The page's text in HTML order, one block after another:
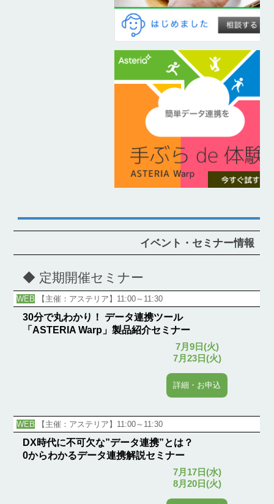
イベント・セミナー情報
◆ 定期開催セミナー
WEB 【主催：アステリア】11:00～11:30
30分で丸わかり！ データ連携ツール
「ASTERIA Warp」製品紹介セミナー
7月9日(火)
7月23日(火)
詳細・お申込
WEB 【主催：アステリア】11:00～11:30
DX時代に不可欠な”データ連携”とは？
0からわかるデータ連携解説セミナー
7月17日(水)
8月20日(火)